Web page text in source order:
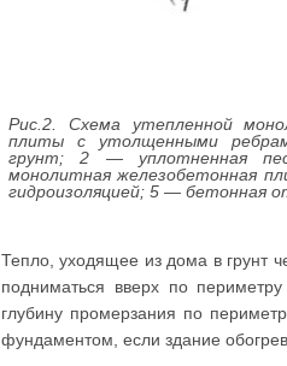
Рис.2. Схема утепленной
плиты с утолщенными
грунт; 2 — уплотненная
монолитная железобетонная
гидроизоляцией; 5 — бетонная
Тепло, уходящее из дома в грунт
подниматься вверх по
глубину промерзания по
фундаментом, если здание